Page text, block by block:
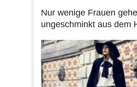
Nur wenige Frauen
ungeschminkt aus dem